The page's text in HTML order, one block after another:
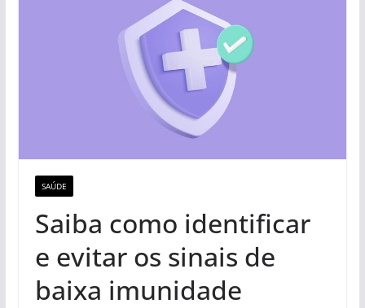
SAÚDE
Saiba como identificar
e evitar os sinais de
baixa imunidade